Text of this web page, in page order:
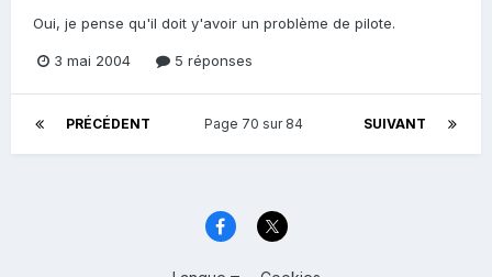
Oui, je pense qu'il doit y'avoir un problème de pilote.
3 mai 2004 5 réponses
PRÉCÉDENT SUIVANT
Page 70 sur 84